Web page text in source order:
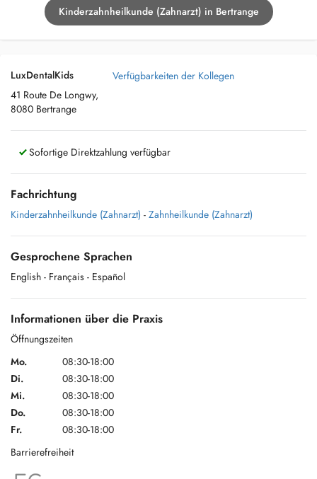
Kinderzahnheilkunde (Zahnarzt) in Bertrange
LuxDentalKids
41 Route De Longwy,
8080 Bertrange
Verfügbarkeiten der Kollegen
Sofortige Direktzahlung verfügbar
Fachrichtung
Kinderzahnheilkunde (Zahnarzt) - Zahnheilkunde (Zahnarzt)
Gesprochene Sprachen
English - Français - Español
Informationen über die Praxis
Öffnungszeiten
Mo.
08:30-18:00
Di.
08:30-18:00
Mi.
08:30-18:00
Do.
08:30-18:00
Fr.
08:30-18:00
Barrierefreiheit